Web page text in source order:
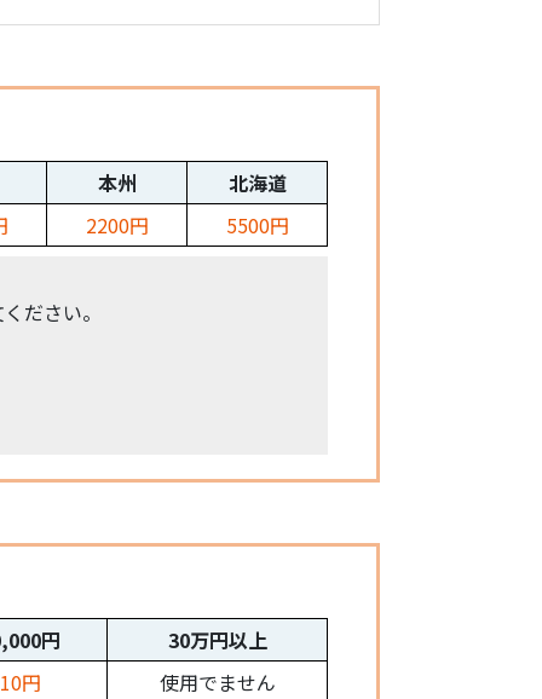
本州
北海道
2200円 5500円
ださい。
円
30万円以上
円
使用でません